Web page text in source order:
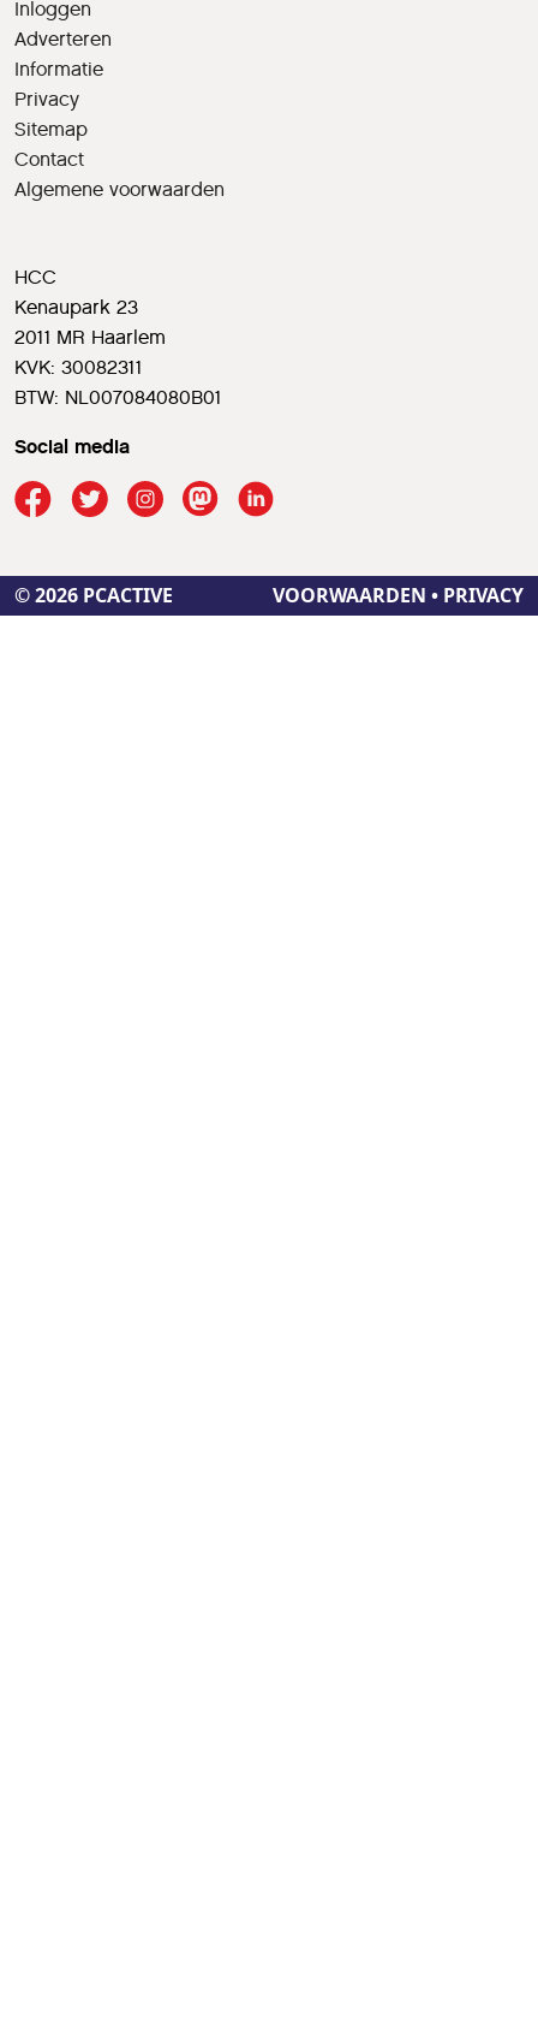
Inloggen
Adverteren
Informatie
Privacy
Sitemap
Contact
Algemene voorwaarden
HCC
Kenaupark 23
2011 MR Haarlem
KVK: 30082311
BTW: NL007084080B01
Social media
© 2026 PCACTIVE VOORWAARDEN • PRIVACY